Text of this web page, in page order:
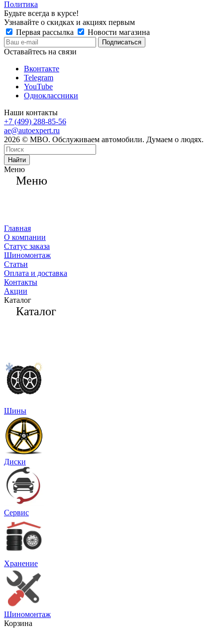
Политика
Будьте всегда в курсе!
Узнавайте о скидках и акциях первым
Первая рассылка
Новости магазина
Оставайтесь на связи
Вконтакте
Telegram
YouTube
Одноклассники
Наши контакты
+7 (499) 288-85-56
ae@autoexpert.ru
2026 © МВО. Обслуживаем автомобили. Думаем о людях.
Найти
Меню
Меню
Главная
О компании
Статус заказа
Шиномонтаж
Статьи
Оплата и доставка
Контакты
Акции
Каталог
Каталог
Шины
Диски
Сервис
Хранение
Шиномонтаж
Корзина